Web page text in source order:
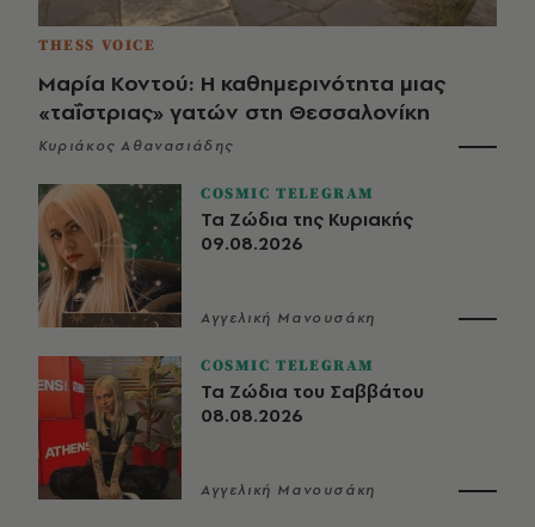
THESS VOICE
Μαρία Κοντού: Η καθημερινότητα μιας
«ταΐστριας» γατών στη Θεσσαλονίκη
Κυριάκος Αθανασιάδης
COSMIC TELEGRAM
Τα Ζώδια της Κυριακής
09.08.2026
Αγγελική Μανουσάκη
COSMIC TELEGRAM
Τα Ζώδια του Σαββάτου
08.08.2026
Αγγελική Μανουσάκη